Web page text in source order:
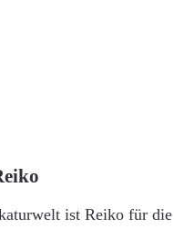
ist Reiko für die